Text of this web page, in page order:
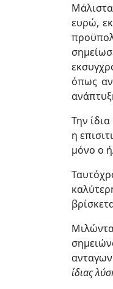
ευρώ,
όπως
Την
η
μόνο ο
ίδιας